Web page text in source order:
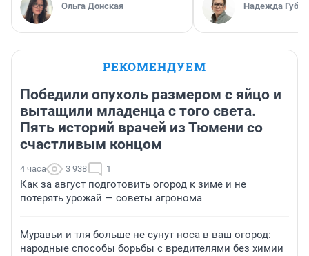
Ольга Донская Надежда
РЕКОМЕНДУЕМ
Победили опухоль размером с яйцо и
вытащили младенца с того света.
Пять историй врачей из Тюмени со
счастливым концом
4 часа 3 938 1
Как за август подготовить огород к зиме и не
потерять урожай — советы агронома
Муравьи и тля больше не сунут носа в ваш огород:
народные способы борьбы с вредителями без химии